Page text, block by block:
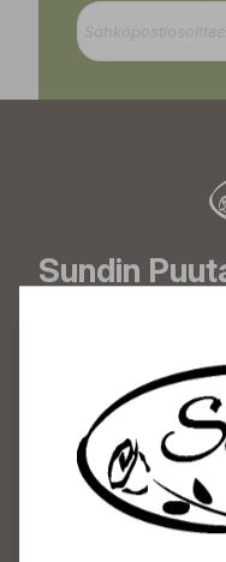
Sundin
Lauantaisin 09-16
Sunnuntaisin Itsepalvelu
Info & vaihde
+358 50 388 9592